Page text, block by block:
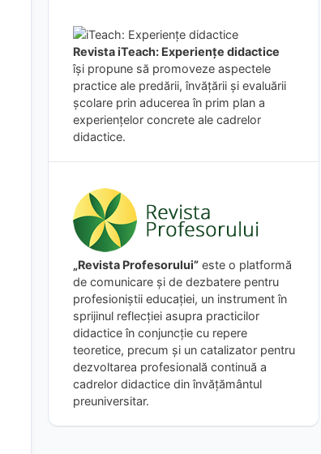
Revista iTeach: Experienţe didactice
îşi propune să promoveze aspectele
practice ale predării, învăţării şi evaluării
şcolare prin aducerea în prim plan a
experienţelor concrete ale cadrelor
didactice.
„Revista Profesorului” este o platformă
de comunicare și de dezbatere pentru
profesioniștii educației, un instrument în
sprijinul reflecției asupra practicilor
didactice în conjuncție cu repere
teoretice, precum și un catalizator pentru
dezvoltarea profesională continuă a
cadrelor didactice din învățământul
preuniversitar.